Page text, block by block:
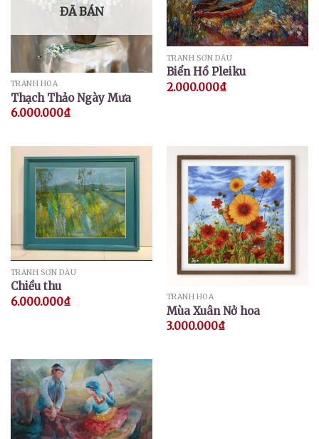
ĐÃ BÁN
TRANH HOA
Thạch Thảo Ngày Mưa
6.000.000₫
TRANH SƠN DẦU
Biển Hồ Pleiku
2.000.000₫
TRANH SƠN DẦU
Chiều thu
6.000.000₫ TRANH HOA
Mùa Xuân Nở hoa
3.000.000₫